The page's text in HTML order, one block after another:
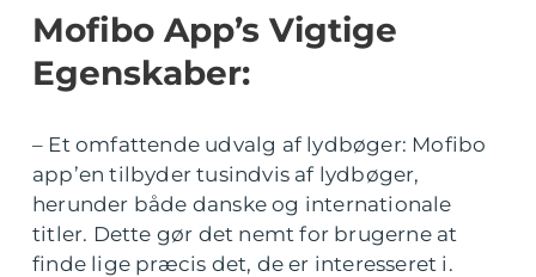
Mofibo App’s Vigtige
Egenskaber:
– Et omfattende udvalg af lydbøger: Mofibo
app’en tilbyder tusindvis af lydbøger,
herunder både danske og internationale
titler. Dette gør det nemt for brugerne at
finde lige præcis det, de er interesseret i.